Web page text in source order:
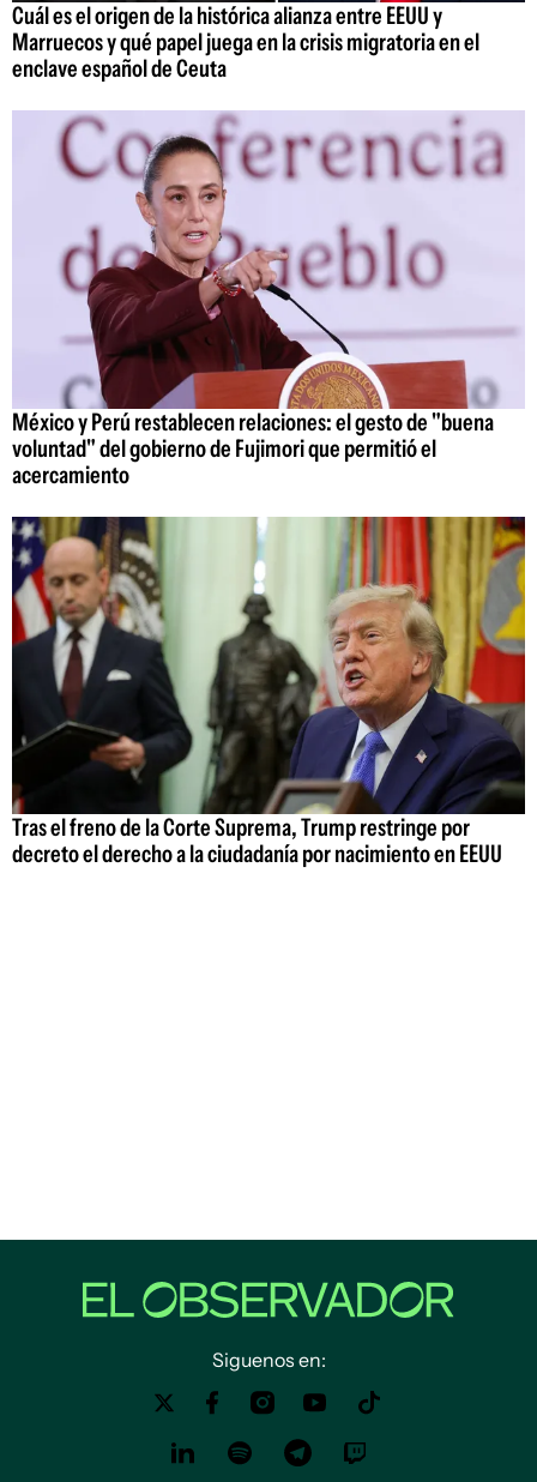
Cuál es el origen de la histórica alianza entre EEUU y
Marruecos y qué papel juega en la crisis migratoria en el
enclave español de Ceuta
México y Perú restablecen relaciones: el gesto de "buena
voluntad" del gobierno de Fujimori que permitió el
acercamiento
Tras el freno de la Corte Suprema, Trump restringe por
decreto el derecho a la ciudadanía por nacimiento en EEUU
Siguenos en: